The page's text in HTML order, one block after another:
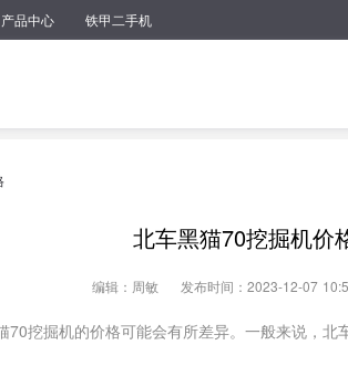
产品中心 铁甲二手机
北车黑猫70挖掘机价
编辑：周敏 发布时间：2023-12-07
挖掘机的价格可能会有所差异。一般来说，